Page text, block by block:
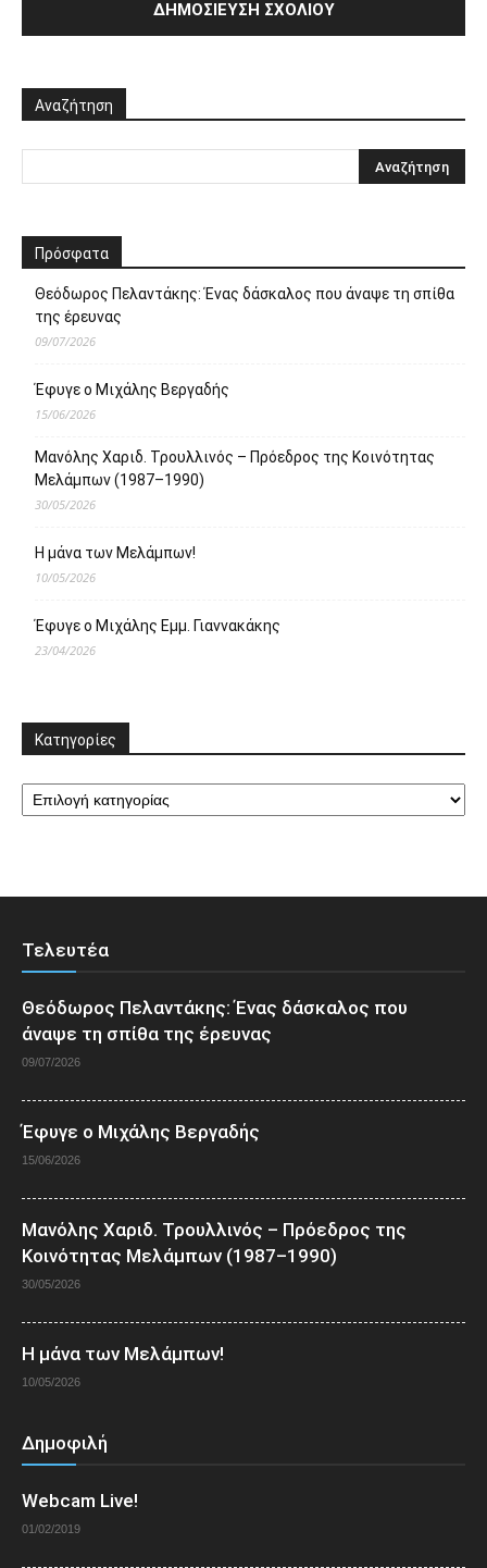
Αναζήτηση
Πρόσφατα
Θεόδωρος Πελαντάκης: Ένας δάσκαλος που άναψε τη σπίθα
της έρευνας
09/07/2026
Έφυγε ο Μιχάλης Βεργαδής
15/06/2026
Μανόλης Χαριδ. Τρουλλινός – Πρόεδρος της Κοινότητας
Μελάμπων (1987–1990)
30/05/2026
Η μάνα των Μελάμπων!
10/05/2026
Έφυγε ο Μιχάλης Εμμ. Γιαννακάκης
23/04/2026
Κατηγορίες
Τελευτέα
Θεόδωρος Πελαντάκης: Ένας δάσκαλος που
άναψε τη σπίθα της έρευνας
09/07/2026
Έφυγε ο Μιχάλης Βεργαδής
15/06/2026
Μανόλης Χαριδ. Τρουλλινός – Πρόεδρος της
Κοινότητας Μελάμπων (1987–1990)
30/05/2026
Η μάνα των Μελάμπων!
10/05/2026
Δημοφιλή
Webcam Live!
01/02/2019